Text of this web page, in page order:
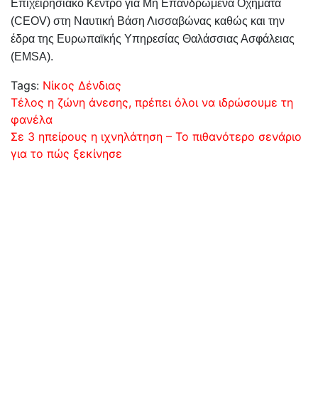
Επιχειρησιακό Κέντρο για Μη Επανδρωμένα Οχήματα
(CEOV) στη Ναυτική Βάση Λισσαβώνας καθώς και την
έδρα της Ευρωπαϊκής Υπηρεσίας Θαλάσσιας Ασφάλειας
(EMSA).
Tags: Νίκος Δένδιας
Πλοήγηση
άρθρων
Τέλος η ζώνη άνεσης, πρέπει όλοι να ιδρώσουμε τη
φανέλα
Σε 3 ηπείρους η ιχνηλάτηση – Το πιθανότερο σενάριο
για το πώς ξεκίνησε